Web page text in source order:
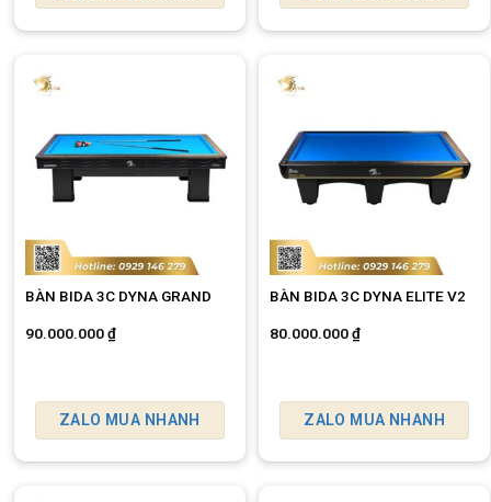
BÀN BIDA 3C DYNA GRAND
90.000.000₫
ZALO MUA NHANH
BÀN BIDA 3C DYNA ELITE V2
80.000.000₫
ZALO MUA NHANH